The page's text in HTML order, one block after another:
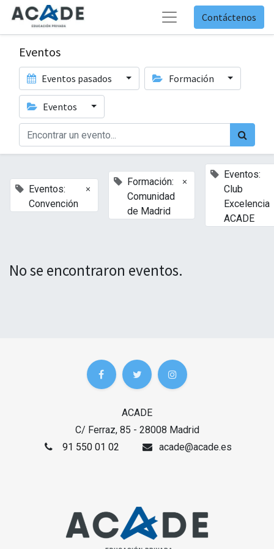
Contáctenos
Eventos
Eventos pasados Formación
Eventos
Eventos:
Convención
×
Formación:
Comunidad
de Madrid
×
Eventos:
Club
Excelencia
ACADE
No se encontraron eventos.
ACADE
C/ Ferraz, 85 - 28008 Madrid
91 550 01 02
acade@acade.es